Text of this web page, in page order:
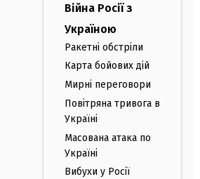
Війна Росії з
Україною
Ракетні обстріли
Карта бойових дій
Мирні переговори
Повітряна тривога в
Україні
Масована атака по
Україні
Вибухи у Росії